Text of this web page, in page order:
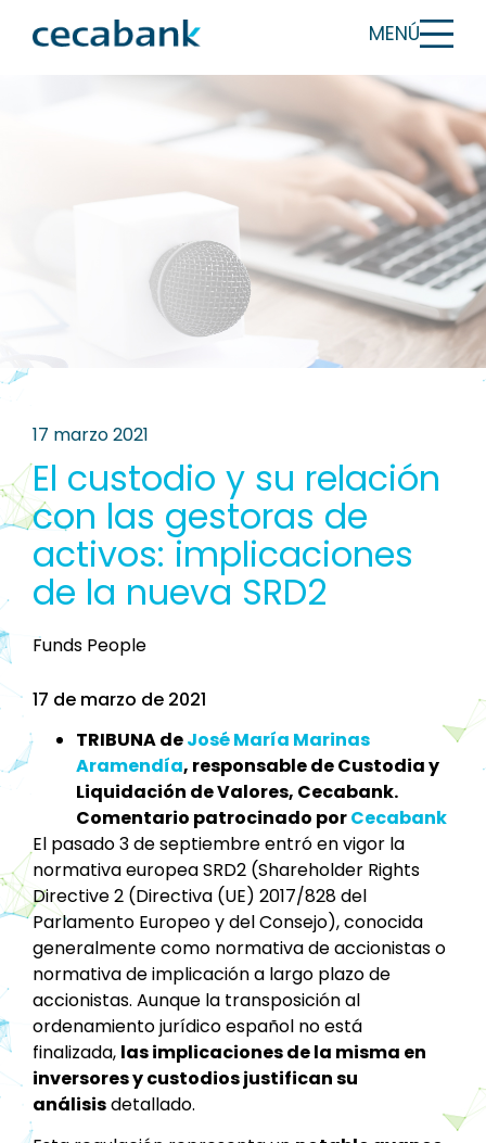
MENÚ
17 marzo 2021
El custodio y su relación
con las gestoras de
activos: implicaciones
de la nueva SRD2
Funds People
17 de marzo de 2021
TRIBUNA deJosé María Marinas
Aramendía, responsable de Custodia y
Liquidación de Valores, Cecabank.
Comentario patrocinado porCecabank
El pasado 3 de septiembre entró en vigor la
normativa europea SRD2 (Shareholder Rights
Directive 2 (Directiva (UE) 2017/828 del
Parlamento Europeo y del Consejo), conocida
generalmente como normativa de accionistas o
normativa de implicación a largo plazo de
accionistas. Aunque la transposición al
ordenamiento jurídico español no está
finalizada, las implicaciones de la misma en
inversores y custodios justifican su
análisisdetallado.